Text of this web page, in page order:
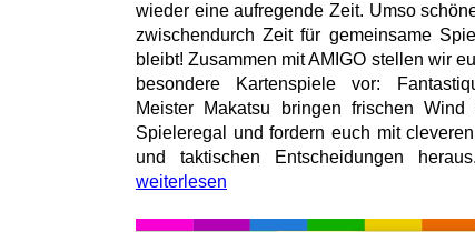
wieder eine aufregende Zeit. Umso
zwischendurch Zeit für gemeinsame
bleibt! Zusammen mit AMIGO stellen wir
besondere Kartenspiele vor:
Meister Makatsu bringen frischen
Spieleregal und fordern euch mit
und taktischen Entscheidungen
weiterlesen